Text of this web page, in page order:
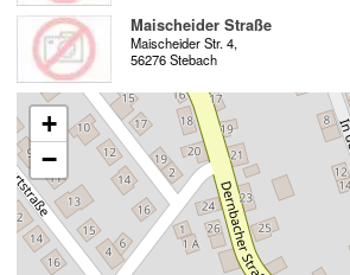
Maischeider Straße
Maischeider Str. 4,
56276 Stebach
+
−